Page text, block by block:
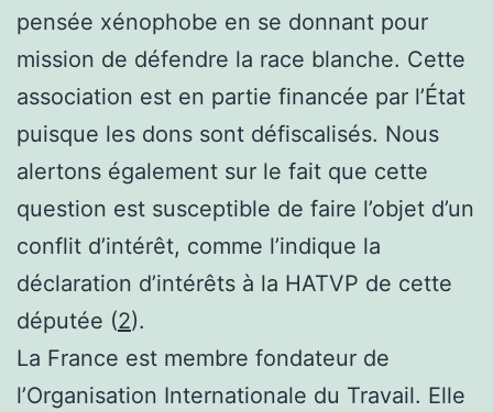
pensée xénophobe en se donnant pour
mission de défendre la race blanche. Cette
association est en partie financée par l’État
puisque les dons sont défiscalisés. Nous
alertons également sur le fait que cette
question est susceptible de faire l’objet d’un
conflit d’intérêt, comme l’indique la
déclaration d’intérêts à la HATVP de cette
députée (2).
La France est membre fondateur de
l’Organisation Internationale du Travail. Elle